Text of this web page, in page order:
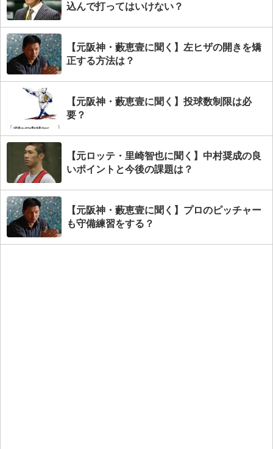
込んで打ってはいけない？
【元阪神・藪恵壹に聞く】左ヒザの開きを矯
正する方法は？
【元阪神・藪恵壹に聞く】投球数制限は必
要？
【元ロッテ・里崎智也に聞く】中村奨成の良
いポイントと今後の課題は？
【元阪神・藪恵壹に聞く】プロのピッチャー
も守備練習をする？